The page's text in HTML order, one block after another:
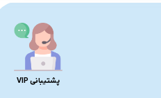
پشتیبانی VIP